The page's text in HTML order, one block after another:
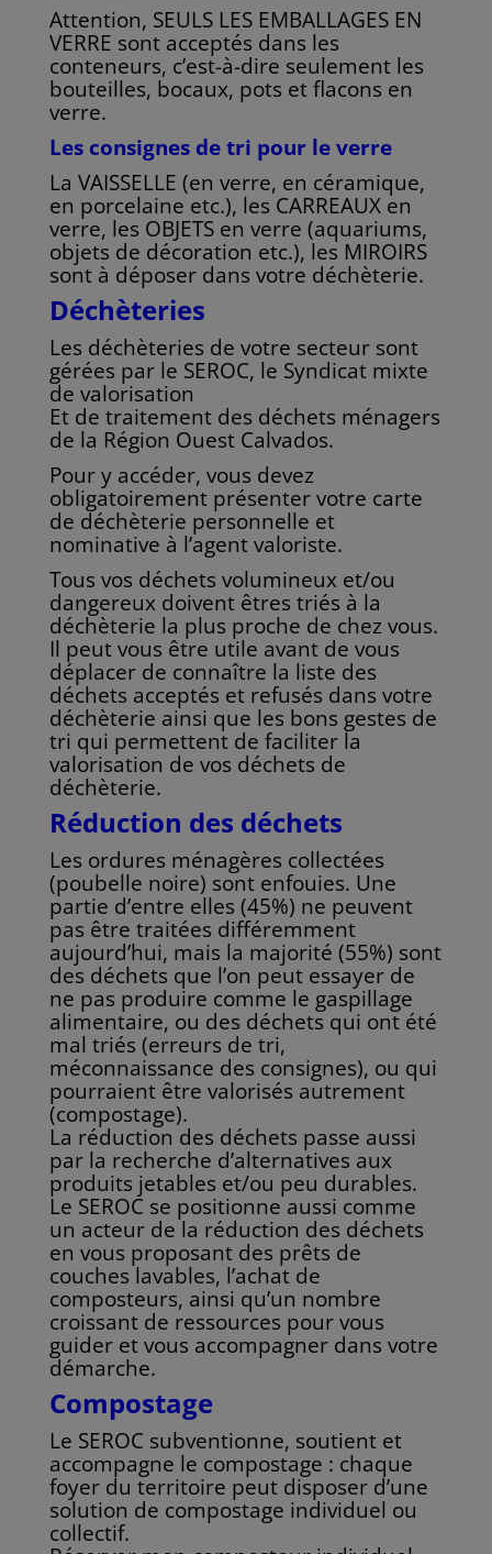
Attention, SEULS LES EMBALLAGES EN
VERRE sont acceptés dans les
conteneurs, c’est-à-dire seulement les
bouteilles, bocaux, pots et flacons en
verre.
Les consignes de tri pour le verre
La VAISSELLE (en verre, en céramique,
en porcelaine etc.), les CARREAUX en
verre, les OBJETS en verre (aquariums,
objets de décoration etc.), les MIROIRS
sont à déposer dans votre déchèterie.
Déchèteries
Les déchèteries de votre secteur sont
gérées par le SEROC, le Syndicat mixte
de valorisation
Et de traitement des déchets ménagers
de la Région Ouest Calvados.
Pour y accéder, vous devez
obligatoirement présenter votre carte
de déchèterie personnelle et
nominative à l’agent valoriste.
Tous vos déchets volumineux et/ou
dangereux doivent êtres triés à la
déchèterie la plus proche de chez vous.
Il peut vous être utile avant de vous
déplacer de connaître la liste des
déchets acceptés et refusés dans votre
déchèterie ainsi que les bons gestes de
tri qui permettent de faciliter la
valorisation de vos déchets de
déchèterie.
Réduction des déchets
Les ordures ménagères collectées
(poubelle noire) sont enfouies. Une
partie d’entre elles (45%) ne peuvent
pas être traitées différemment
aujourd’hui, mais la majorité (55%) sont
des déchets que l’on peut essayer de
ne pas produire comme le gaspillage
alimentaire, ou des déchets qui ont été
mal triés (erreurs de tri,
méconnaissance des consignes), ou qui
pourraient être valorisés autrement
(compostage).
La réduction des déchets passe aussi
par la recherche d’alternatives aux
produits jetables et/ou peu durables.
Le SEROC se positionne aussi comme
un acteur de la réduction des déchets
en vous proposant des prêts de
couches lavables, l’achat de
composteurs, ainsi qu’un nombre
croissant de ressources pour vous
guider et vous accompagner dans votre
démarche.
Compostage
Le SEROC subventionne, soutient et
accompagne le compostage : chaque
foyer du territoire peut disposer d’une
solution de compostage individuel ou
collectif.